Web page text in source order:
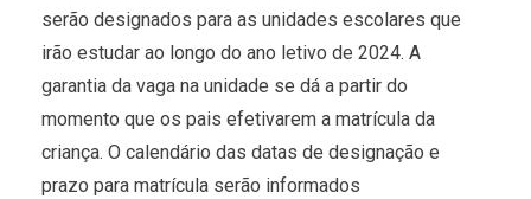
serão designados para as unidades escolares que
irão estudar ao longo do ano letivo de 2024. A
garantia da vaga na unidade se dá a partir do
momento que os pais efetivarem a matrícula da
criança. O calendário das datas de designação e
prazo para matrícula serão informados